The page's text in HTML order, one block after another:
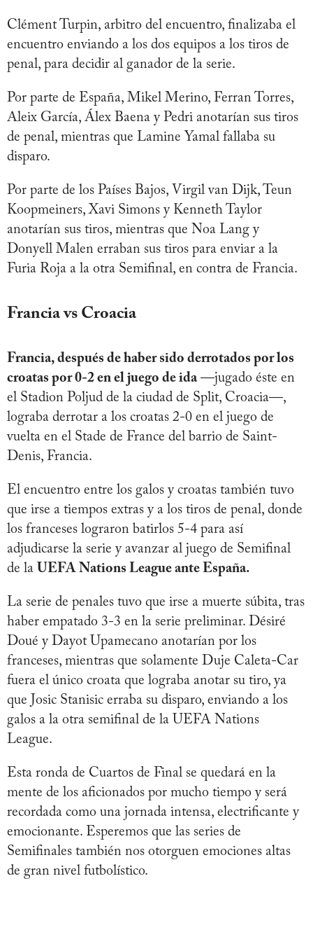
Clément Turpin, arbitro del encuentro, finalizaba el
encuentro enviando a los dos equipos a los tiros de
penal, para decidir al ganador de la serie.
Por parte de España, Mikel Merino, Ferran Torres,
Aleix García, Álex Baena y Pedri anotarían sus tiros
de penal, mientras que Lamine Yamal fallaba su
disparo.
Por parte de los Países Bajos, Virgil van Dijk, Teun
Koopmeiners, Xavi Simons y Kenneth Taylor
anotarían sus tiros, mientras que Noa Lang y
Donyell Malen erraban sus tiros para enviar a la
Furia Roja a la otra Semifinal, en contra de Francia.
Francia vs Croacia
Francia, después de haber sido derrotados por los
croatas por 0-2 en el juego de ida—jugado éste en
el Stadion Poljud de la ciudad de Split, Croacia—,
lograba derrotar a los croatas 2-0 en el juego de
vuelta en el Stade de France del barrio de Saint-
Denis, Francia.
El encuentro entre los galos y croatas también tuvo
que irse a tiempos extras y a los tiros de penal, donde
los franceses lograron batirlos 5-4 para así
adjudicarse la serie y avanzar al juego de Semifinal
de la UEFA Nations League ante España.
La serie de penales tuvo que irse a muerte súbita, tras
haber empatado 3-3 en la serie preliminar. Désiré
Doué y Dayot Upamecano anotarían por los
franceses, mientras que solamente Duje Caleta-Car
fuera el único croata que lograba anotar su tiro, ya
que Josic Stanisic erraba su disparo, enviando a los
galos a la otra semifinal de la UEFA Nations
League.
Esta ronda de Cuartos de Final se quedará en la
mente de los aficionados por mucho tiempo y será
recordada como una jornada intensa, electrificante y
emocionante. Esperemos que las series de
Semifinales también nos otorguen emociones altas
de gran nivel futbolístico.